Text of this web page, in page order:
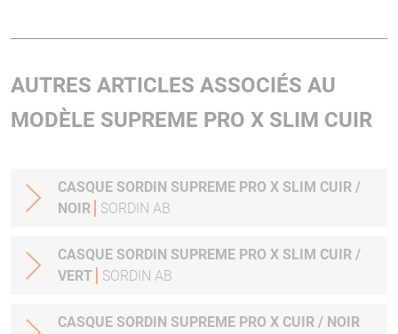
AUTRES ARTICLES ASSOCIÉS AU
MODÈLE SUPREME PRO X SLIM CUIR
CASQUE SORDIN SUPREME PRO X SLIM CUIR /
NOIR
SORDIN AB
CASQUE SORDIN SUPREME PRO X SLIM CUIR /
VERT
SORDIN AB
CASQUE SORDIN SUPREME PRO X CUIR / NOIR